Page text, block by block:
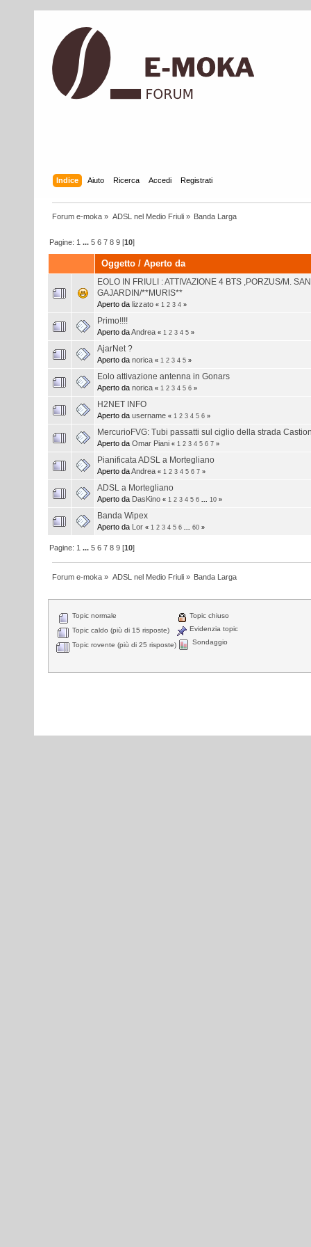
Indice Aiuto Ricerca Accedi Registrati
Forum e-moka » ADSL nel Medio Friuli» Banda Larga
Pagine: 1 ...5 6 7 8 9 [10]
Oggetto /Aperto da
EOLO IN FRIULI : ATTIVAZIONE 4 BTS ,PORZUS/M.
GAJARDIN/**MURIS**
Aperto da lizzato « 1 2 3 4 »
Primo!!!!
Aperto daAndrea « 1 2 3 4 5 »
AjarNet ?
Aperto da norica « 1 2 3 4 5 »
Eolo attivazione antenna in Gonars
Aperto da norica « 1 2 3 4 5 6 »
H2NET INFO
Aperto da username « 1 2 3 4 5 6 »
MercurioFVG: Tubi passatti sul ciglio della strada
Aperto da Omar Piani « 1 2 3 4 5 6 7 »
Pianificata ADSL a Mortegliano
Aperto daAndrea « 1 2 3 4 5 6 7 »
ADSL a Mortegliano
Aperto da DasKino « 1 2 3 4 5 6 10 »
Banda Wipex
Aperto da Lor « 1 2 3 4 5 6 60 »
Pagine: 1 ...5 6 7 8 9 [10]
Forum e-moka » ADSL nel Medio Friuli» Banda Larga
Topic normale
Topic caldo (più di 15 risposte)
Topic rovente (più di 25 risposte)
Topic chiuso
Evidenzia topic
Sondaggio